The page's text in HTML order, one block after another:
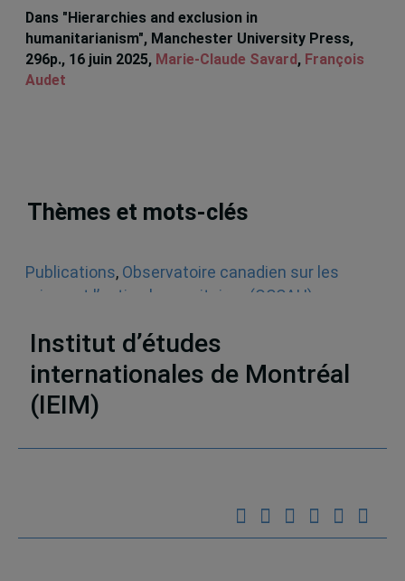
Dans "Hierarchies and exclusion in
humanitarianism", Manchester University Press,
296p., 16 juin 2025, Marie-Claude Savard , François
Audet
Thèmes et mots-clés
Publications, Observatoire canadien sur les
crises et l’action humanitaires (OCCAH)
Institut d’études
internationales de Montréal
(IEIM)